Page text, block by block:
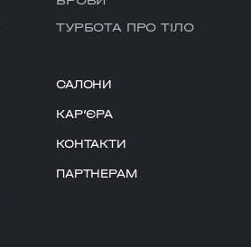
ТУРБОТА ПРО ТІЛО
САЛОНИ
КАРʼЄРА
КОНТАКТИ
ПАРТНЕРАМ